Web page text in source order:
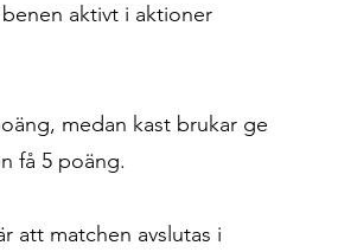
aktivt i aktioner
medan kast brukar ge
få 5 poäng.
att matchen avslutas i